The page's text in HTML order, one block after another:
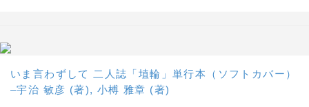
いま言わずして 二人誌「埴輪」単行本（ソフトカバー）
–宇治 敏彦 (著), 小榑 雅章 (著)